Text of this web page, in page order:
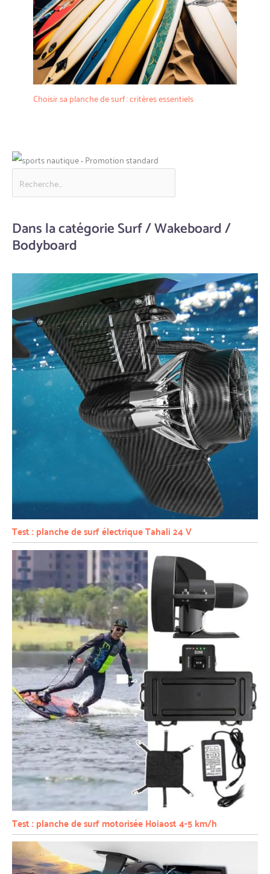
Choisir sa planche de surf : critères essentiels
Dans la catégorie Surf / Wakeboard /
Bodyboard
Test : planche de surf électrique Tahali 24 V
Test : planche de surf motorisée Hoiaost 4-5 km/h